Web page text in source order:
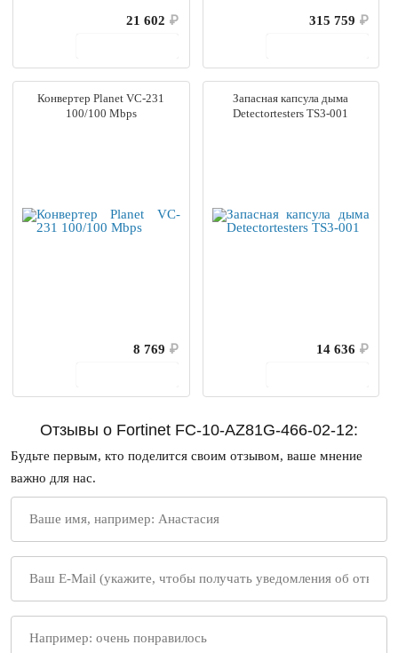
21 602 ₽
315 759 ₽
Конвертер Planet VC-231
100/100 Mbps
8 769 ₽
Запасная капсула дыма
Detectortesters TS3-001
14 636 ₽
Отзывы о Fortinet FC-10-AZ81G-466-02-12:
Будьте первым, кто поделится своим отзывом, ваше мнение
важно для нас.